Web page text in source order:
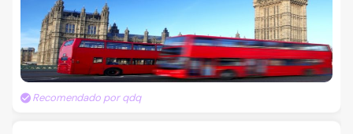
Recomendado por qdq